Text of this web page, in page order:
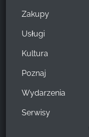
Zakupy
Usługi
Kultura
Poznaj
Wydarzenia
Serwisy